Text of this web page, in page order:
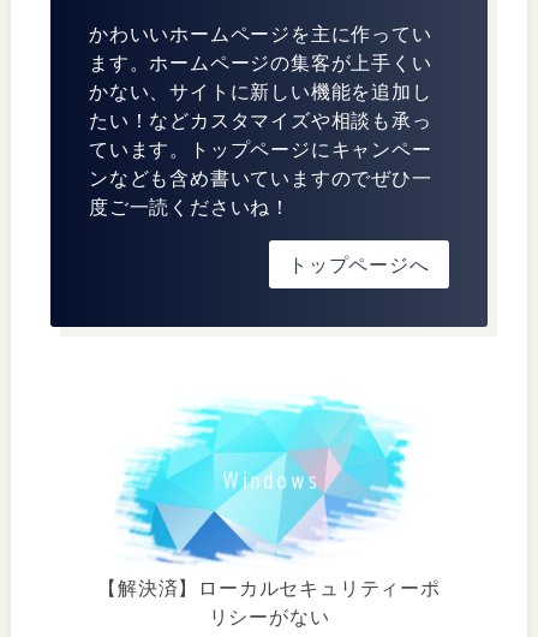
かわいいホームページを主に作ってい
ます。ホームページの集客が上手くい
かない、サイトに新しい機能を追加し
たい！などカスタマイズや相談も承っ
ています。トップページにキャンペー
ンなども含め書いていますのでぜひ一
度ご一読くださいね！
トップページへ
【解決済】ローカルセキュリティーポ
リシーがない